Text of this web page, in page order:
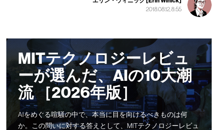
2018.08.12, 8:55
MITテクノロジーレビュ
ーが選んだ、AIの10大潮
流 ［2026年版］
AIをめぐる喧騒の中で、本当に目を向けるべきものは何
か。この問いに対する答えとして、MITテクノロジーレビュ